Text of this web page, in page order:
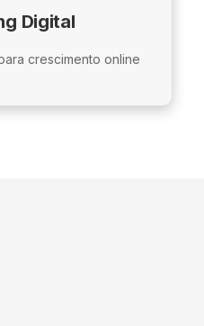
Digital
crescimento online